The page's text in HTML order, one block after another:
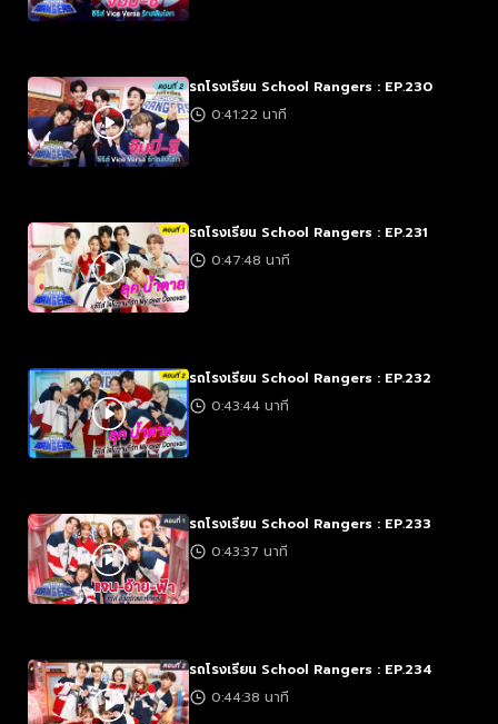
รถโรงเรียน School Rangers : EP.230
0:41:22 นาที
รถโรงเรียน School Rangers : EP.231
0:47:48 นาที
รถโรงเรียน School Rangers : EP.232
0:43:44 นาที
รถโรงเรียน School Rangers : EP.233
0:43:37 นาที
รถโรงเรียน School Rangers : EP.234
0:44:38 นาที